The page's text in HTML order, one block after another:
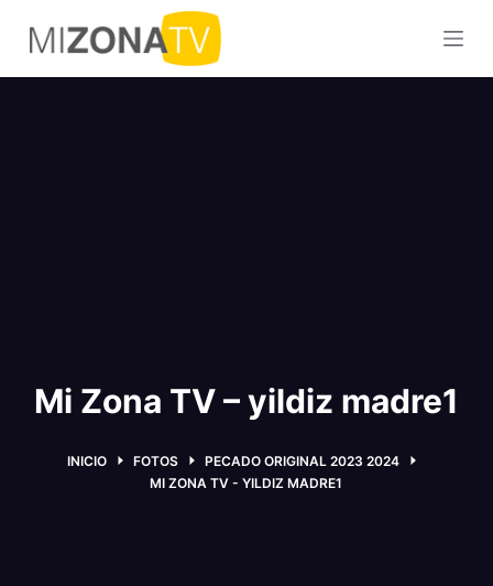
S
a
l
Mi Zona TV – yildiz madre1
INICIO FOTOS
PECADO ORIGINAL 2023 2024
MI ZONA TV - YILDIZ MADRE1